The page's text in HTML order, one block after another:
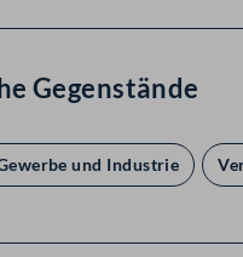
Gegenstände
und Industrie